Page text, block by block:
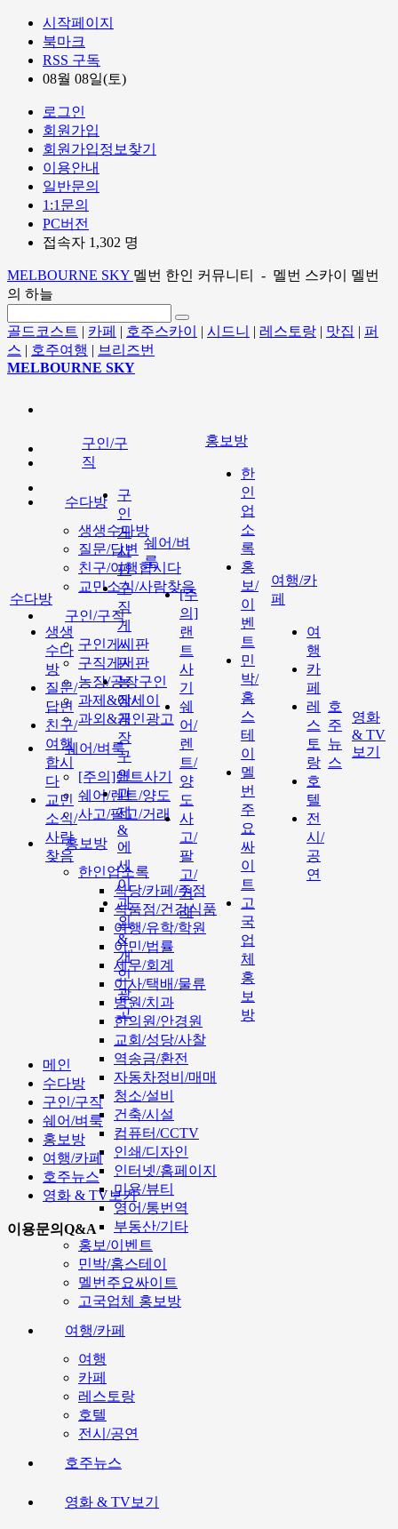
시작페이지
북마크
RSS 구독
08월 08일(토)
로그인
회원가입
회원가입정보찾기
이용안내
일반문의
1:1문의
PC버전
접속자 1,302 명
MELBOURNE SKY 멜번 한인 커뮤니티 - 멜번 스카이 멜번
의 하늘
골드코스트 | 카페 | 호주스카이 | 시드니 | 레스토랑 | 맛집 | 퍼
스 | 호주여행 | 브리즈번
MELBOURNE SKY
수다방
생생수다방
질문/답변
친구/여행합시다
교민소식/사람찾음
구인/구직
구인게시판
구직게시판
농장/공장구인
과제&에세이
과외&개인광고
쉐어/벼룩
[주의]랜트사기
쉐어/렌트/양도
사고/팔고/거래
홍보방
한인업소록
식당/카페/주점
식품점/건강식품
여행/유학/학원
이민/법률
세무/회계
이사/택배/물류
병원/치과
한의원/안경원
교회/성당/사찰
역송금/환전
자동차정비/매매
청소/설비
건축/시설
컴퓨터/CCTV
인쇄/디자인
인터넷/홈페이지
미용/뷰티
영어/통번역
부동산/기타
홍보/이벤트
민박/홈스테이
멜번주요싸이트
고국업체 홍보방
여행/카페
여행
카페
레스토랑
호텔
전시/공연
호주뉴스
영화 & TV보기
수다방
생생
수다
방
질문/
답변
친구/
여행
합시
다
교민
소식/
사람
찾음
구인/구
직
구
인
게
시
판
구
직
게
시
판
농
장/
공
장
구
인
과
제
&
에
세
이
과
외
&
개
인
광
고
쉐어/벼
룩
[주
의]
랜
트
사
기
쉐
어/
렌
트/
양
도
사
고/
팔
고/
거
래
홍보방
한
인
업
소
록
홍
보/
이
벤
트
민
박/
홈
스
테
이
멜
번
주
요
싸
이
트
고
국
업
체
홍
보
방
여행/카
페
여
행
카
페
레
스
토
랑
호
텔
전
시/
공
연
호
주
뉴
스
영화
& TV
보기
메인
수다방
구인/구직
쉐어/벼룩
홍보방
여행/카페
호주뉴스
영화 & TV보기
이용문의Q&A